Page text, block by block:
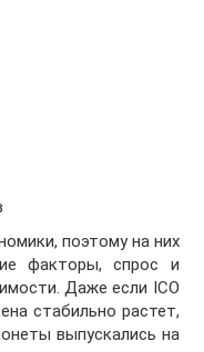
поэтому на них
факторы, спрос и
Даже если ICO
стабильно растет,
выпускались на